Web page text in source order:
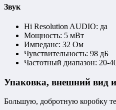
Звук
Hi Resolution AUDIO: да
Мощность: 5 мВт
Импеданс: 32 Ом
Чувствительность: 98 дБ
Частотный диапазон: 20-
Упаковка, внешний вид
Большую, добротную коробку